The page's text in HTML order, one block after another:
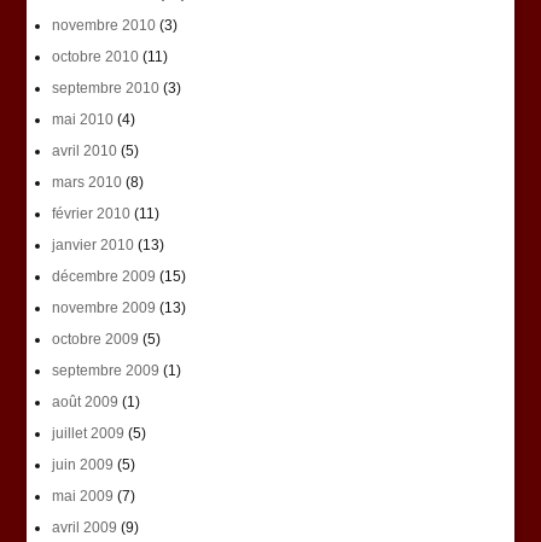
novembre 2010(3)
octobre 2010(11)
septembre 2010(3)
mai 2010(4)
avril 2010(5)
mars 2010(8)
février 2010(11)
janvier 2010(13)
décembre 2009 (15)
novembre 2009 (13)
octobre 2009 (5)
septembre 2009 (1)
août 2009 (1)
juillet 2009 (5)
juin 2009 (5)
mai 2009 (7)
avril 2009 (9)